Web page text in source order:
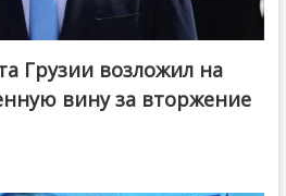
Грузии возложил на
вину за вторжение